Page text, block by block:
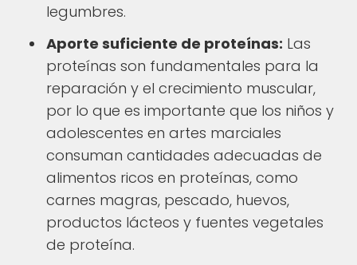
legumbres.
Aporte suficiente de proteínas: Las
proteínas son fundamentales para la
reparación y el crecimiento muscular,
por lo que es importante que los niños y
adolescentes en artes marciales
consuman cantidades adecuadas de
alimentos ricos en proteínas, como
carnes magras, pescado, huevos,
productos lácteos y fuentes vegetales
de proteína.